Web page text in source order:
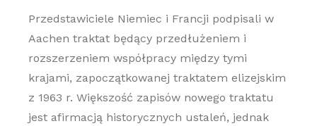
Przedstawiciele Niemiec i Francji podpisali w
Aachen traktat będący przedłużeniem i
rozszerzeniem współpracy między tymi
krajami, zapoczątkowanej traktatem elizejskim
z 1963 r. Większość zapisów nowego traktatu
jest afirmacją historycznych ustaleń, jednak